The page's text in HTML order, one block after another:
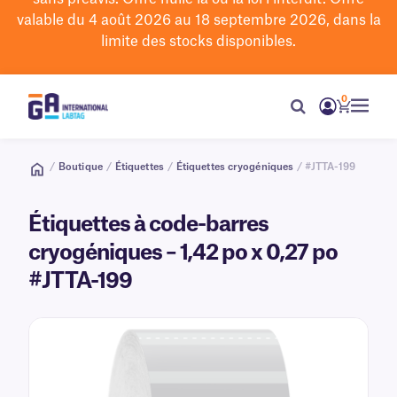
valable du 4 août 2026 au 18 septembre 2026, dans la
limite des stocks disponibles.
0
/ Boutique / Étiquettes / Étiquettes cryogéniques / #JTTA-199
Étiquettes à code-barres
cryogéniques – 1,42 po x 0,27 po
#JTTA-199